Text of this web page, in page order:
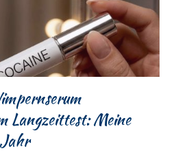
Langzeittest: Meine